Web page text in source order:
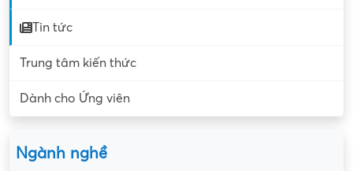
Tin tức
Trung tâm kiến thức
Dành cho Ứng viên
Ngành nghề